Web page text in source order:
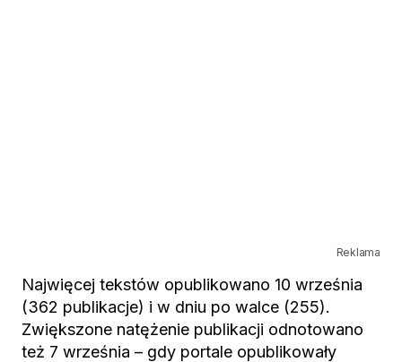
Reklama
Najwięcej tekstów opublikowano 10 września
(362 publikacje) i w dniu po walce (255).
Zwiększone natężenie publikacji odnotowano
też 7 września – gdy portale opublikowały